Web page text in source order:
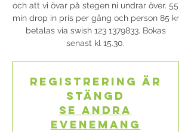
och att vi övar på stegen ni undrar över. 55
min drop in pris per gång och person 85 kr
betalas via swish 123 1379833. Bokas
senast kl 15.30.
Registrering är
stängd
Se andra
evenemang